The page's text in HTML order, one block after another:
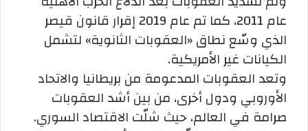
عام 2011، كما تم عام 2019 إقرار قانون قيصر
الذي وسّع نطاق «العقوبات الثانوية» لتشمل
الكيانات غير الأمريكية.
وتعد العقوبات المدعومة من بريطانيا والاتحاد
الأوروبي ودول أخرى، من بين أشد العقوبات
صرامة في العالم، حيث شلّت الاقتصاد السوري.